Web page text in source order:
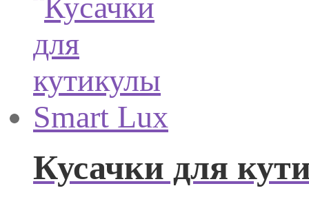
Кусачки для